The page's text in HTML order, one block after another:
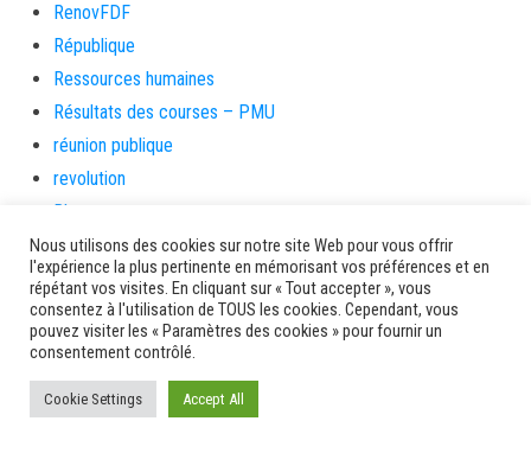
RenovFDF
République
Ressources humaines
Résultats des courses – PMU
réunion publique
revolution
Rhum
Rivière-Pilote
Rivière-Salée
rongeurs
rue case toto
Saint-Esprit
Saint-Pierre
Nous utilisons des cookies sur notre site Web pour vous offrir
l'expérience la plus pertinente en mémorisant vos préférences et en
répétant vos visites. En cliquant sur « Tout accepter », vous
consentez à l'utilisation de TOUS les cookies. Cependant, vous
pouvez visiter les « Paramètres des cookies » pour fournir un
consentement contrôlé.
Cookie Settings Accept All